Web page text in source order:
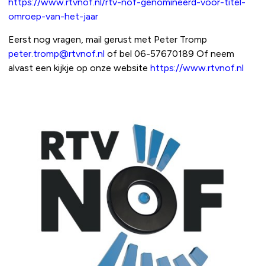
https://www.rtvnof.nl/rtv-nof-genomineerd-voor-titel-
omroep-van-het-jaar
Eerst nog vragen, mail gerust met Peter Tromp
peter.tromp@rtvnof.nl of bel 06-57670189 Of neem
alvast een kijkje op onze website https://www.rtvnof.nl